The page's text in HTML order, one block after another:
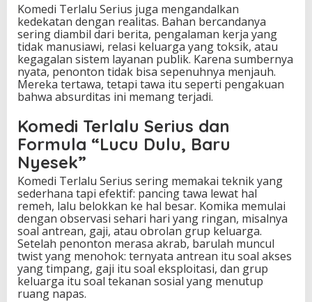
Komedi Terlalu Serius juga mengandalkan
kedekatan dengan realitas. Bahan bercandanya
sering diambil dari berita, pengalaman kerja yang
tidak manusiawi, relasi keluarga yang toksik, atau
kegagalan sistem layanan publik. Karena sumbernya
nyata, penonton tidak bisa sepenuhnya menjauh.
Mereka tertawa, tetapi tawa itu seperti pengakuan
bahwa absurditas ini memang terjadi.
Komedi Terlalu Serius dan
Formula “Lucu Dulu, Baru
Nyesek”
Komedi Terlalu Serius sering memakai teknik yang
sederhana tapi efektif: pancing tawa lewat hal
remeh, lalu belokkan ke hal besar. Komika memulai
dengan observasi sehari hari yang ringan, misalnya
soal antrean, gaji, atau obrolan grup keluarga.
Setelah penonton merasa akrab, barulah muncul
twist yang menohok: ternyata antrean itu soal akses
yang timpang, gaji itu soal eksploitasi, dan grup
keluarga itu soal tekanan sosial yang menutup
ruang napas.